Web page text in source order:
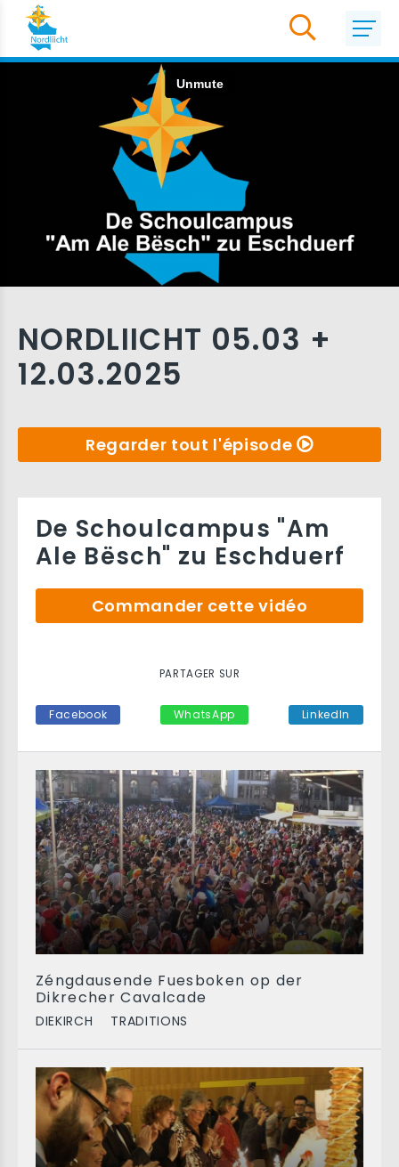
NORDLIICHT 05.03 +
12.03.2025
Regarder tout l'épisode
Zéngdausende Fuesboken op der
Dikrecher Cavalcade
DIEKIRCH TRADITIONS
De Schoulcampus "Am
Ale Bësch" zu Eschduerf
Commander cette vidéo
PARTAGER SUR
Facebook WhatsApp LinkedIn